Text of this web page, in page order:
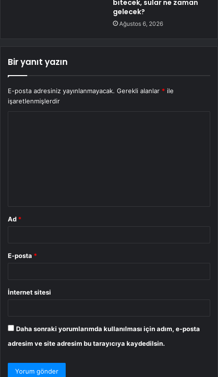
bitecek, sular ne zaman
gelecek?
Ağustos 6, 2026
Bir yanıt yazın
E-posta adresiniz yayınlanmayacak. Gerekli alanlar * ile
işaretlenmişlerdir
Ad *
E-posta *
İnternet sitesi
Daha sonraki yorumlarımda kullanılması için adım, e-posta
adresim ve site adresim bu tarayıcıya kaydedilsin.